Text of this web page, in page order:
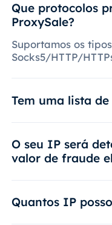
Que protocolos
ProxySale?
Suportamos os
Socks5/HTTP/
Tem uma lista
O seu IP será
valor de fraude
Quantos IP